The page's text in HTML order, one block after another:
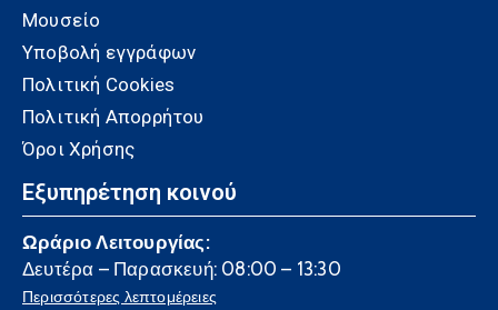
Μουσείο
Υποβολή εγγράφων
Πολιτική Cookies
Πολιτική Απορρήτου
Όροι Χρήσης
Εξυπηρέτηση κοινού
Ωράριο Λειτουργίας:
Δευτέρα – Παρασκευή: 08:00 – 13:30
Περισσότερες λεπτομέρειες